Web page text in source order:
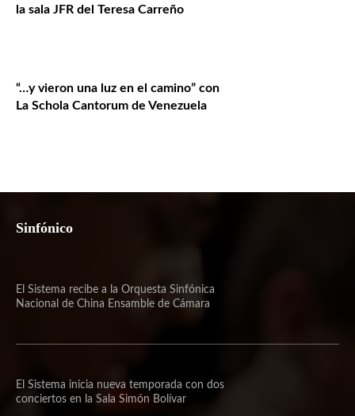
la sala JFR del Teresa Carreño
“…y vieron una luz en el camino” con
La Schola Cantorum de Venezuela
Sinfónico
El Sistema recibe a la Orquesta Sinfónica
Nacional de China Ensamble de Cámara
El Sistema inicia nueva temporada con dos
conciertos en la Sala Simón Bolívar